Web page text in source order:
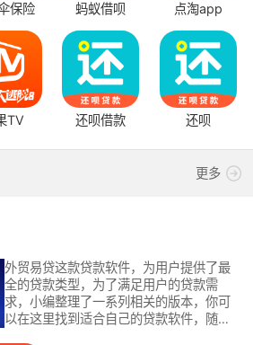
保险 蚂蚁借呗 点淘app
TV 还呗借款 还呗
更多
外贸易贷这款贷款软件，为用户提供了最
全的贷款类型，为了满足用户的贷款需
求，小编整理了一系列相关的版本，你可
以在这里找到适合自己的贷款软件，随时